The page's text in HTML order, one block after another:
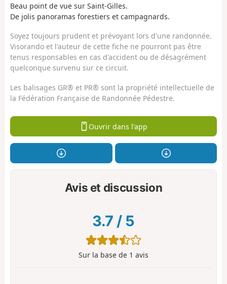
Beau point de vue sur Saint-Gilles.
De jolis panoramas forestiers et campagnards.
Soyez toujours prudent et prévoyant lors d'une randonnée.
Visorando et l'auteur de cette fiche ne pourront pas être
tenus responsables en cas d'accident ou de désagrément
quelconque survenu sur ce circuit.
Les balisages GR® et PR® sont la propriété intellectuelle de
la Fédération Française de Randonnée Pédestre.
Ouvrir dans l'app
Avis et discussion
3.7 / 5
Sur la base de 1 avis